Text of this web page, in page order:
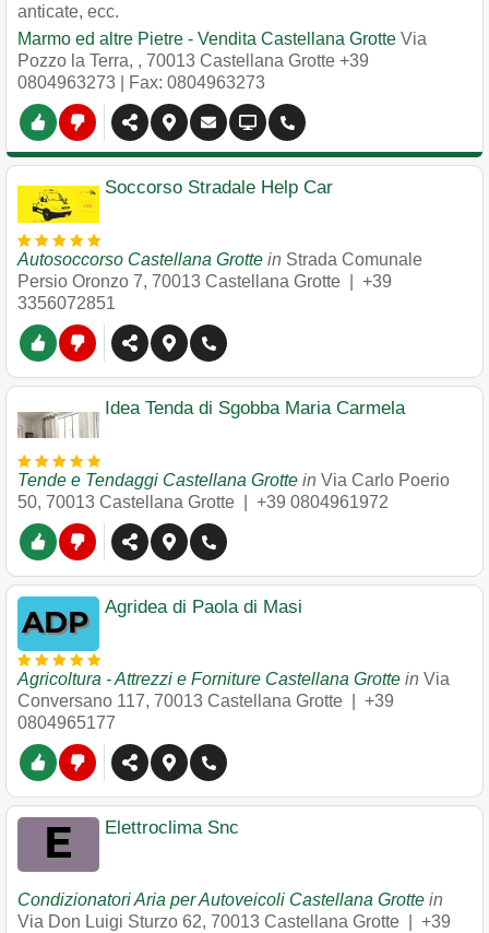
anticate, ecc.
Marmo ed altre Pietre - Vendita Castellana Grotte Via
Pozzo la Terra, , 70013 Castellana Grotte +39
0804963273 | Fax: 0804963273
Soccorso Stradale Help Car
Autosoccorso Castellana Grotte in Strada Comunale
Persio Oronzo 7, 70013 Castellana Grotte
+39
3356072851
Idea Tenda di Sgobba Maria Carmela
Tende e Tendaggi Castellana Grotte in Via Carlo Poerio
50, 70013 Castellana Grotte +39 0804961972
Agridea di Paola di Masi
Agricoltura - Attrezzi e Forniture Castellana Grotte in Via
Conversano 117, 70013 Castellana Grotte
+39
0804965177
Elettroclima Snc
Condizionatori Aria per Autoveicoli Castellana Grotte in
Via Don Luigi Sturzo 62, 70013 Castellana Grotte
+39